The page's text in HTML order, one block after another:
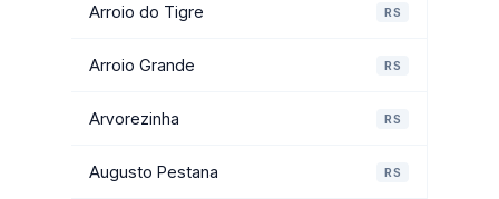
Arroio do Tigre RS
Arroio Grande RS
Arvorezinha RS
Augusto Pestana RS